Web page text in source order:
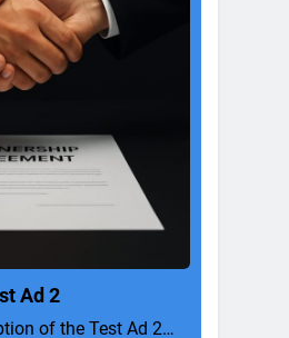
Ad 2
of the Test Ad 2…